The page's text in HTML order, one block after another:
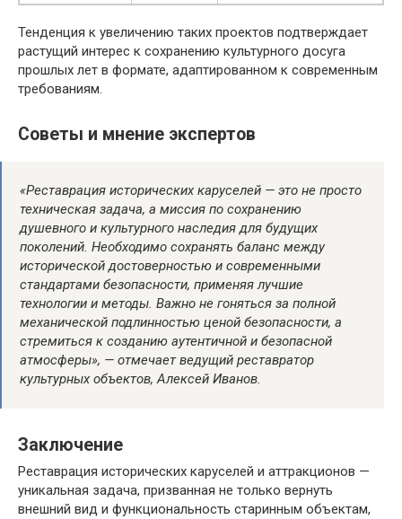
Тенденция к увеличению таких проектов подтверждает
растущий интерес к сохранению культурного досуга
прошлых лет в формате, адаптированном к современным
требованиям.
Советы и мнение экспертов
«Реставрация исторических каруселей — это не просто
техническая задача, а миссия по сохранению
душевного и культурного наследия для будущих
поколений. Необходимо сохранять баланс между
исторической достоверностью и современными
стандартами безопасности, применяя лучшие
технологии и методы. Важно не гоняться за полной
механической подлинностью ценой безопасности, а
стремиться к созданию аутентичной и безопасной
атмосферы», — отмечает ведущий реставратор
культурных объектов, Алексей Иванов.
Заключение
Реставрация исторических каруселей и аттракционов —
уникальная задача, призванная не только вернуть
внешний вид и функциональность старинным объектам,